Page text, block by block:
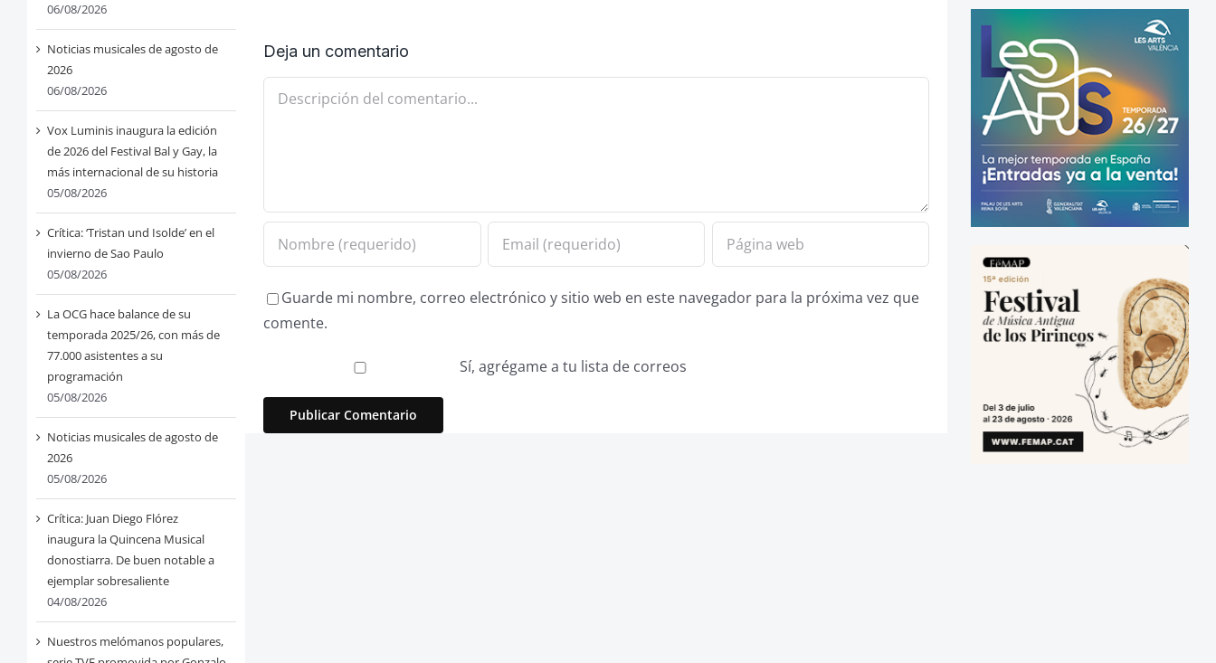
06/08/2026
Noticias musicales de agosto de
2026
06/08/2026
Vox Luminis inaugura la edición
de 2026 del Festival Bal y Gay, la
más internacional de su historia
05/08/2026
Crítica: ‘Tristan und Isolde’ en el
invierno de Sao Paulo
05/08/2026
La OCG hace balance de su
temporada 2025/26, con más de
77.000 asistentes a su
programación
05/08/2026
Noticias musicales de agosto de
2026
05/08/2026
Crítica: Juan Diego Flórez
inaugura la Quincena Musical
donostiarra. De buen notable a
ejemplar sobresaliente
04/08/2026
Nuestros melómanos populares,
Deja un comentario
Comentario
Guarde mi nombre, correo electrónico y sitio web en este navegador para la próxima vez que
comente.
Sí, agrégame a tu lista de correos